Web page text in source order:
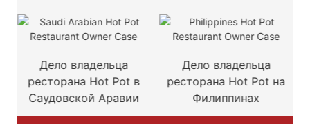
Дело владельца
ресторана Hot Pot в
Саудовской Аравии
Дело владельца
ресторана Hot Pot на
Филиппинах